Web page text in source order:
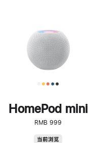
HomePod mini
RMB 999
当前浏览